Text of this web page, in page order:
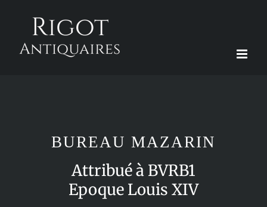
contenu
BUREAU MAZARIN
Attribué à BVRB1
Epoque Louis XIV